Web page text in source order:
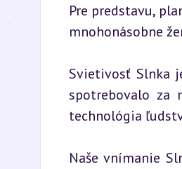
Pre predstavu,
mnohonásobne
Svietivosť Slnka
spotrebovalo za
technológia
Naše vnímanie